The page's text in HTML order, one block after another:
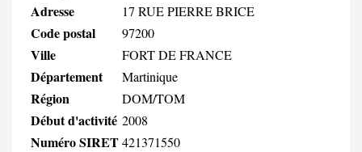
Adresse 17 RUE PIERRE BRICE
Code postal 97200
Ville FORT DE FRANCE
Département Martinique
Région DOM/TOM
Début d'activité 2008
Numéro SIRET421371550